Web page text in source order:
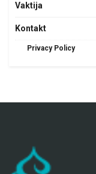
Vaktija
Kontakt
Privacy Policy